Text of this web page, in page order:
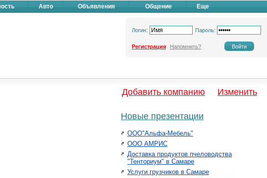
Авто Объявления Общение Еще
Логин: Пароль:
Регистрация Напомнить?
Добавить компанию Изменить
Новые презентации
ООО"Альфа-Мебель"
ООО АМРИС
Доставка продуктов пчеловодства
"Тенториум" в Самаре
Услуги грузчиков в Самаре